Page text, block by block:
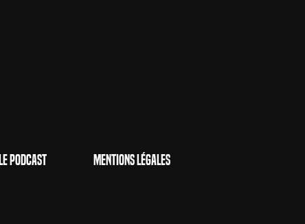
Le Podcast
Mentions Légales